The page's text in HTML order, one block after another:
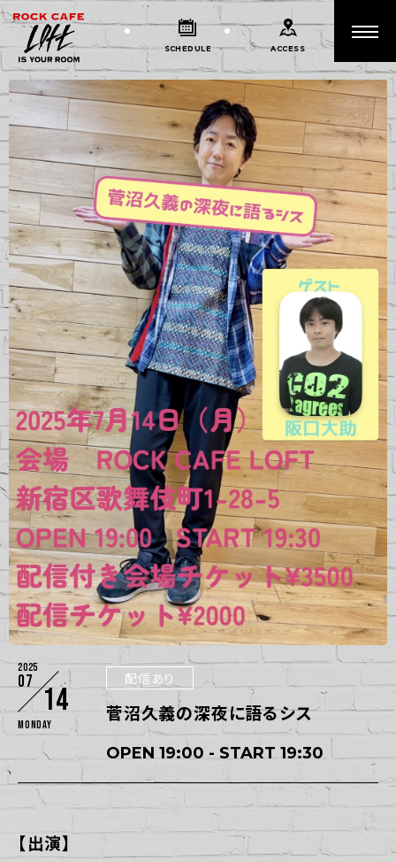
SCHEDULE ACCESS
2025
07
14
Monday
配信あり
菅沼久義の深夜に語るシス
OPEN 19:00 - START 19:30
【出演】